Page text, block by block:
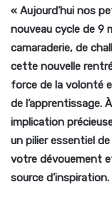
« Aujourd’hui nos
nouveau cycle de 9
camaraderie, de
cette nouvelle
force de la volonté
de l’apprentissage.
implication
un pilier essentiel
votre dévouement
source d’inspiration.